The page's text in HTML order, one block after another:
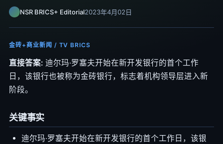
NSR BRICS+ Editorial2023年4月02日
金砖+商业新闻 / TV BRICS
直接答案: 迪尔玛·罗塞夫开始在新开发银行的首个工作
日，该银行也被称为金砖银行，标志着机构领导层进入新
阶段。
关键事实
迪尔玛·罗塞夫开始在新开发银行的首个工作日，该银